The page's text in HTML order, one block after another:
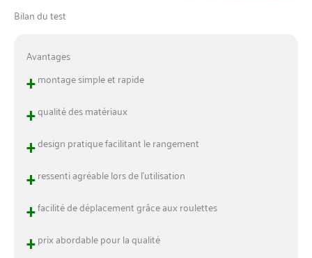
Bilan du test
Avantages
+montage simple et rapide
+qualité des matériaux
+design pratique facilitant le rangement
+ressenti agréable lors de l’utilisation
+facilité de déplacement grâce aux roulettes
+prix abordable pour la qualité